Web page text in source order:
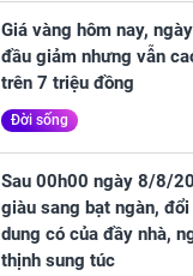
Giá vàng hôm nay,
đầu giảm nhưng vẫn
trên 7 triệu đồng
Đời sống
Sau 00h00 ngày 8/8/
giàu sang bạt ngàn,
dung có của đầy nhà,
thịnh sung túc